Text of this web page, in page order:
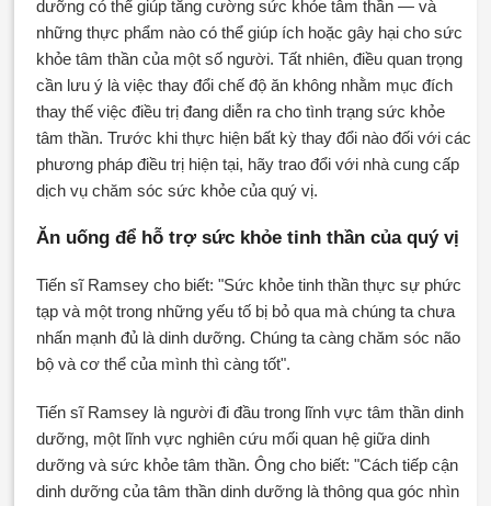
dưỡng có thể giúp tăng cường sức khỏe tâm thần — và
những thực phẩm nào có thể giúp ích hoặc gây hại cho sức
khỏe tâm thần của một số người. Tất nhiên, điều quan trọng
cần lưu ý là việc thay đổi chế độ ăn không nhằm mục đích
thay thế việc điều trị đang diễn ra cho tình trạng sức khỏe
tâm thần. Trước khi thực hiện bất kỳ thay đổi nào đối với các
phương pháp điều trị hiện tại, hãy trao đổi với nhà cung cấp
dịch vụ chăm sóc sức khỏe của quý vị.
Ăn uống để hỗ trợ sức khỏe tinh thần của quý vị
Tiến sĩ Ramsey cho biết: "Sức khỏe tinh thần thực sự phức
tạp và một trong những yếu tố bị bỏ qua mà chúng ta chưa
nhấn mạnh đủ là dinh dưỡng. Chúng ta càng chăm sóc não
bộ và cơ thể của mình thì càng tốt".
Tiến sĩ Ramsey là người đi đầu trong lĩnh vực tâm thần dinh
dưỡng, một lĩnh vực nghiên cứu mối quan hệ giữa dinh
dưỡng và sức khỏe tâm thần. Ông cho biết: "Cách tiếp cận
dinh dưỡng của tâm thần dinh dưỡng là thông qua góc nhìn